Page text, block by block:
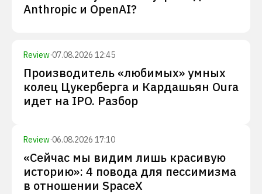
Anthropic и OpenAI?
Review·07.08.2026 12:45
Производитель «любимых» умных
колец Цукерберга и Кардашьян Oura
идет на IPO. Разбор
Review·06.08.2026 17:10
«Сейчас мы видим лишь красивую
историю»: 4 повода для пессимизма
в отношении SpaceX